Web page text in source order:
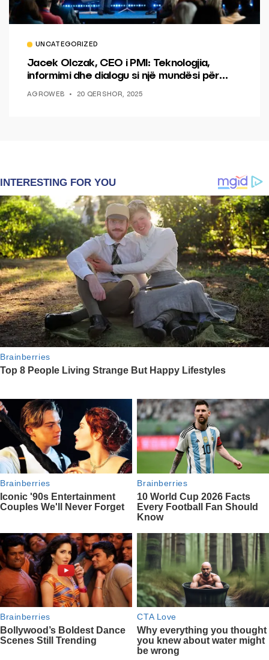
UNCATEGORIZED
Jacek Olczak, CEO i PMI: Teknologjia,
informimi dhe dialogu si një mundësi për
AGROWEB 20 QERSHOR, 2025